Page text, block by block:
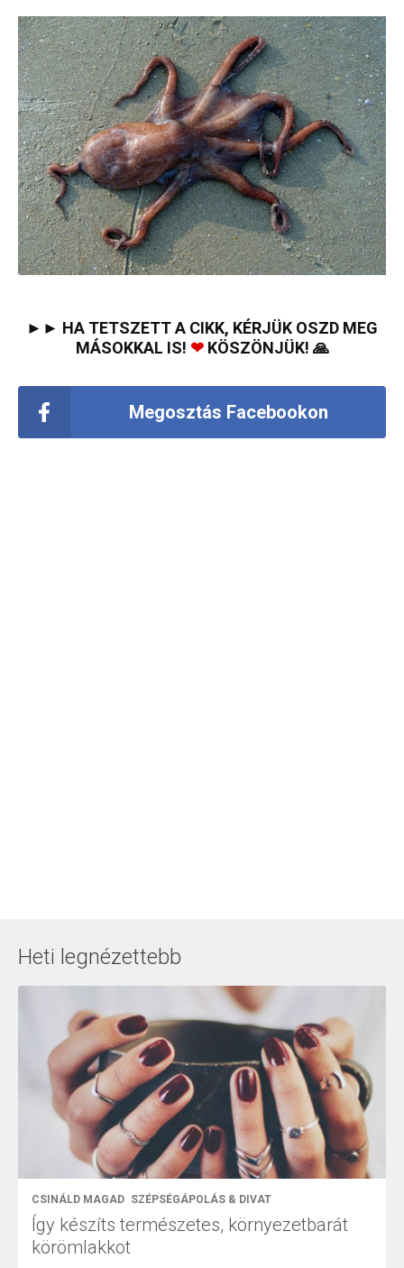
►► HA TETSZETT A CIKK, KÉRJÜK OSZD MEG
MÁSOKKAL IS! ❤KÖSZÖNJÜK! 🙏
Megosztás Facebookon
Heti legnézettebb
CSINÁLD MAGAD SZÉPSÉGÁPOLÁS & DIVAT
Így készíts természetes, környezetbarát
körömlakkot